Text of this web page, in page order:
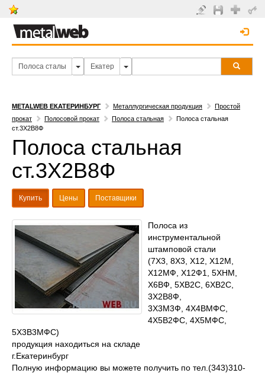
METALWEB ЕКАТЕРИНБУРГ Металлургическая продукция
Простой
прокат
Полосовой прокат Полоса стальная
Полоса стальная
ст.3Х2В8Ф
Полоса стальная
ст.3Х2В8Ф
Купить Цены Поставщики
Полоса из
инструментальной
штамповой стали
(7Х3, 8Х3, Х12, Х12М,
Х12МФ, Х12Ф1, 5ХНМ,
Х6ВФ, 5ХВ2С, 6ХВ2С,
3Х2В8Ф,
3Х3М3Ф, 4Х4ВМФС,
4Х5В2ФС, 4Х5МФС,
5Х3В3МФС)
продукция находиться на складе
г.Екатеринбург
Полную информацию вы можете получить по тел.(343)310-